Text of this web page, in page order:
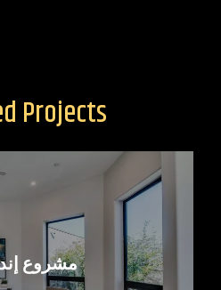
Projects
مشروع